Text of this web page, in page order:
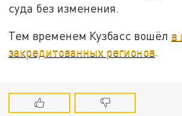
суда без изменения.
Тем временем Кузбасс вошёл в
закредитованных регионов.